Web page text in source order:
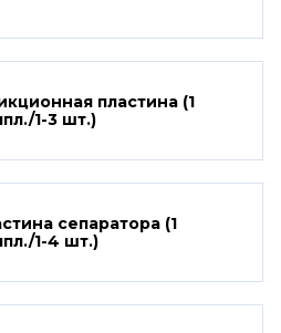
пластина (1
1-3 шт.)
сепаратора (1
1-4 шт.)